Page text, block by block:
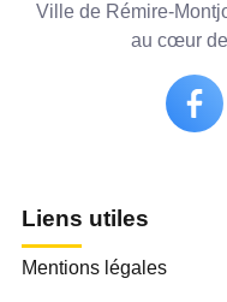
Ville de Rémire-
au cœur
Liens utiles
Mentions légales